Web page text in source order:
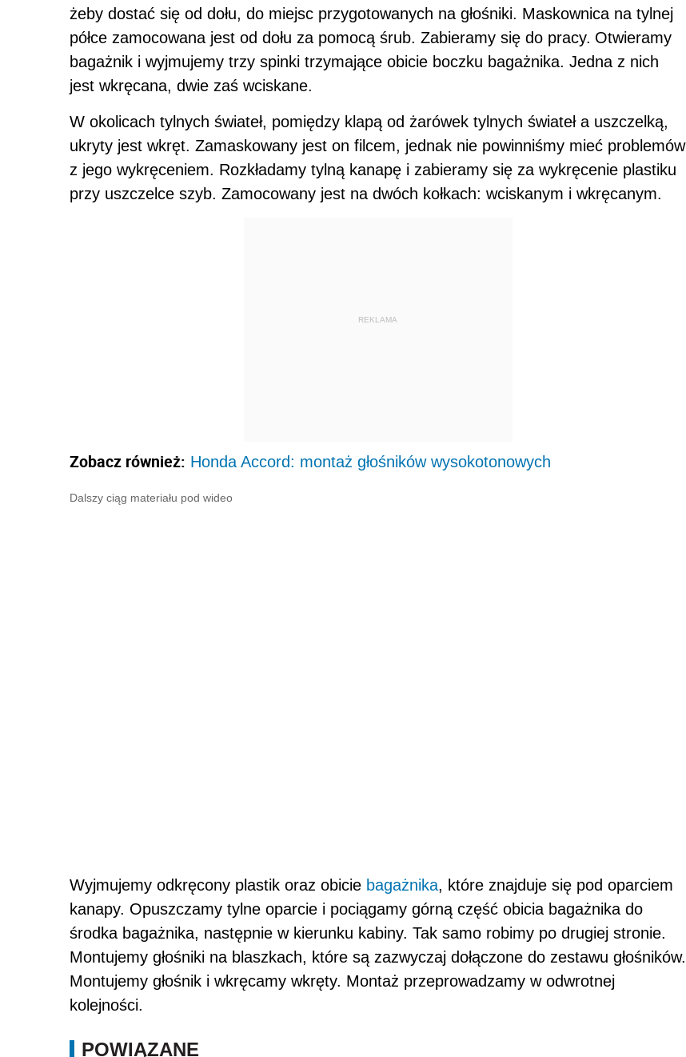
żeby dostać się od dołu, do miejsc przygotowanych na głośniki. Maskownica na tylnej
półce zamocowana jest od dołu za pomocą śrub. Zabieramy się do pracy. Otwieramy
bagażnik i wyjmujemy trzy spinki trzymające obicie boczku bagażnika. Jedna z nich
jest wkręcana, dwie zaś wciskane.
W okolicach tylnych świateł, pomiędzy klapą od żarówek tylnych świateł a uszczelką,
ukryty jest wkręt. Zamaskowany jest on filcem, jednak nie powinniśmy mieć problemów
z jego wykręceniem. Rozkładamy tylną kanapę i zabieramy się za wykręcenie plastiku
przy uszczelce szyb. Zamocowany jest na dwóch kołkach: wciskanym i wkręcanym.
REKLAMA
Zobacz również: Honda Accord: montaż głośników wysokotonowych
Dalszy ciąg materiału pod wideo
Wyjmujemy odkręcony plastik oraz obicie bagażnika, które znajduje się pod oparciem
kanapy. Opuszczamy tylne oparcie i pociągamy górną część obicia bagażnika do
środka bagażnika, następnie w kierunku kabiny. Tak samo robimy po drugiej stronie.
Montujemy głośniki na blaszkach, które są zazwyczaj dołączone do zestawu głośników.
Montujemy głośnik i wkręcamy wkręty. Montaż przeprowadzamy w odwrotnej
kolejności.
POWIĄZANE